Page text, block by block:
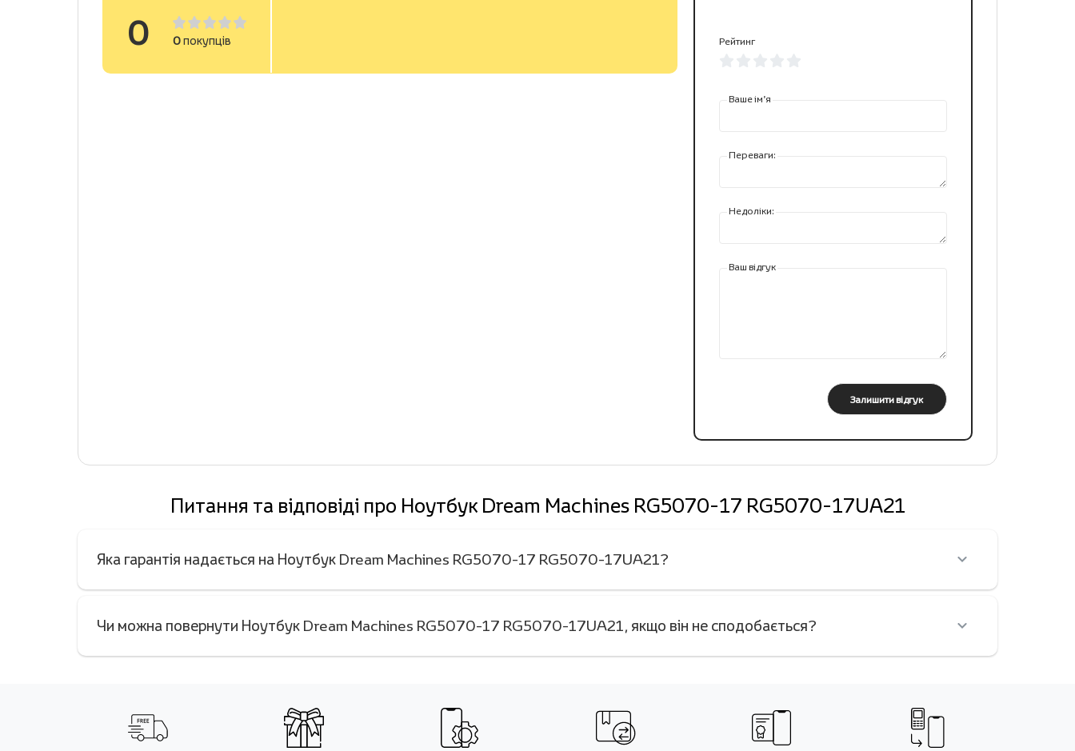
0 0покупців Рейтинг
Ваше ім’я
Переваги:
Недоліки:
Ваш відгук
Залишити відгук
Питання та відповіді про Ноутбук Dream Machines RG5070-17 RG5070-17UA21
Яка гарантія надається на Ноутбук Dream Machines RG5070-17 RG5070-17UA21?
Чи можна повернути Ноутбук Dream Machines RG5070-17 RG5070-17UA21, якщо він не сподобається?